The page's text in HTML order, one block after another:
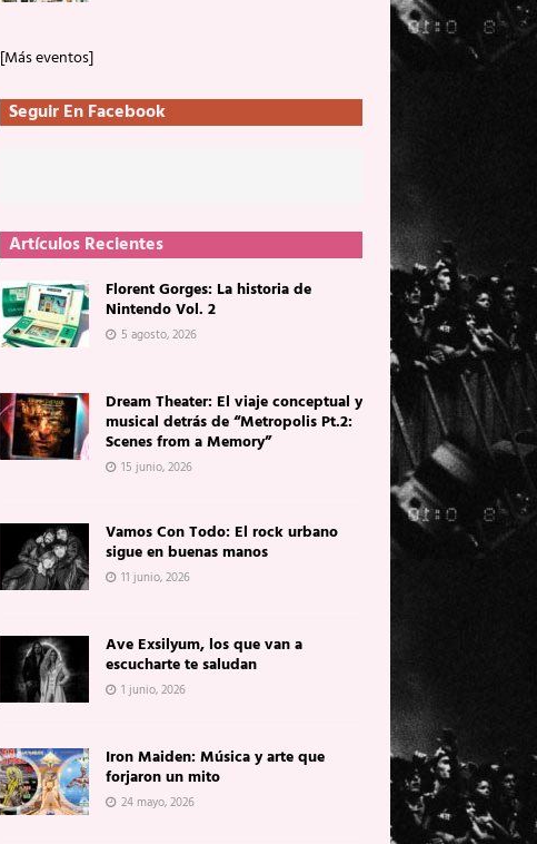
[Más eventos]
Seguir En Facebook
Artículos Recientes
Florent Gorges: La historia de
Nintendo Vol. 2
5 agosto, 2026
Dream Theater: El viaje conceptual y
musical detrás de “Metropolis Pt.2:
Scenes from a Memory”
15 junio, 2026
Vamos Con Todo: El rock urbano
sigue en buenas manos
11 junio, 2026
Ave Exsilyum, los que van a
escucharte te saludan
1 junio, 2026
Iron Maiden: Música y arte que
forjaron un mito
24 mayo, 2026